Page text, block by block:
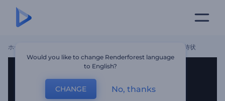
ホーム ハロウィーンの「魔法」のパーティーの招待状
Would you like to change Renderforest language
to English?
CHANGE No, thanks